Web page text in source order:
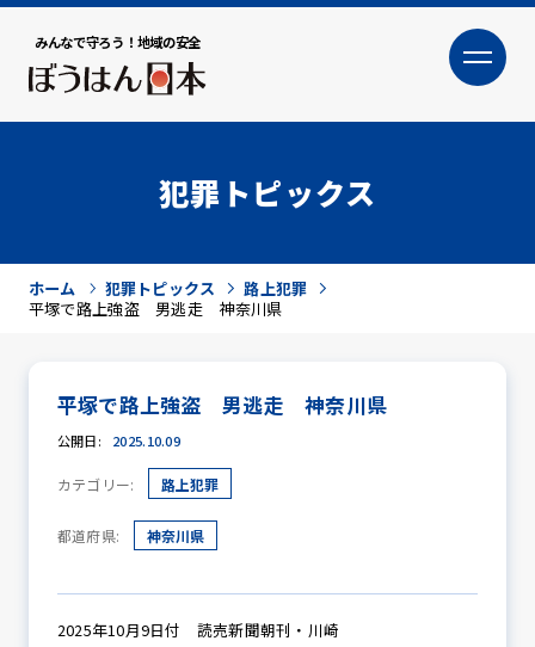
みんなで守ろう！地域の安全
大
防犯活動ニュース
防犯パトロール
犯罪トピックス
ホーム 犯罪トピックス
路上犯罪
平塚で路上強盗 男逃走 神奈川県
平塚で路上強盗 男逃走 神奈川県
公開日: 2025.10.09
カテゴリー: 路上犯罪
都道府県: 神奈川県
2025年10月9日付 読売新聞朝刊・川崎